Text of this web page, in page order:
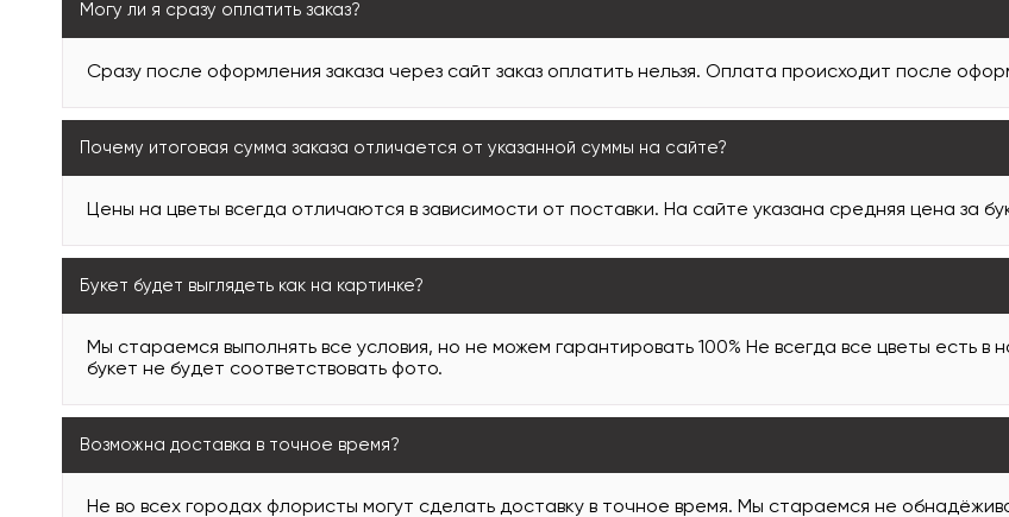
Могу ли я сразу оплатить заказ?
Сразу после оформления заказа через сайт заказ оплатить нельзя. Оплата происходит после
Почему итоговая сумма заказа отличается от указанной суммы на сайте?
Цены на цветы всегда отличаются в зависимости от поставки. На сайте указана средняя цена за
Букет будет выглядеть как на картинке?
Мы стараемся выполнять все условия, но не можем гарантировать 100% Не всегда все цветы есть в
букет не будет соответствовать фото.
Возможна доставка в точное время?
Не во всех городах флористы могут сделать доставку в точное время. Мы стараемся не